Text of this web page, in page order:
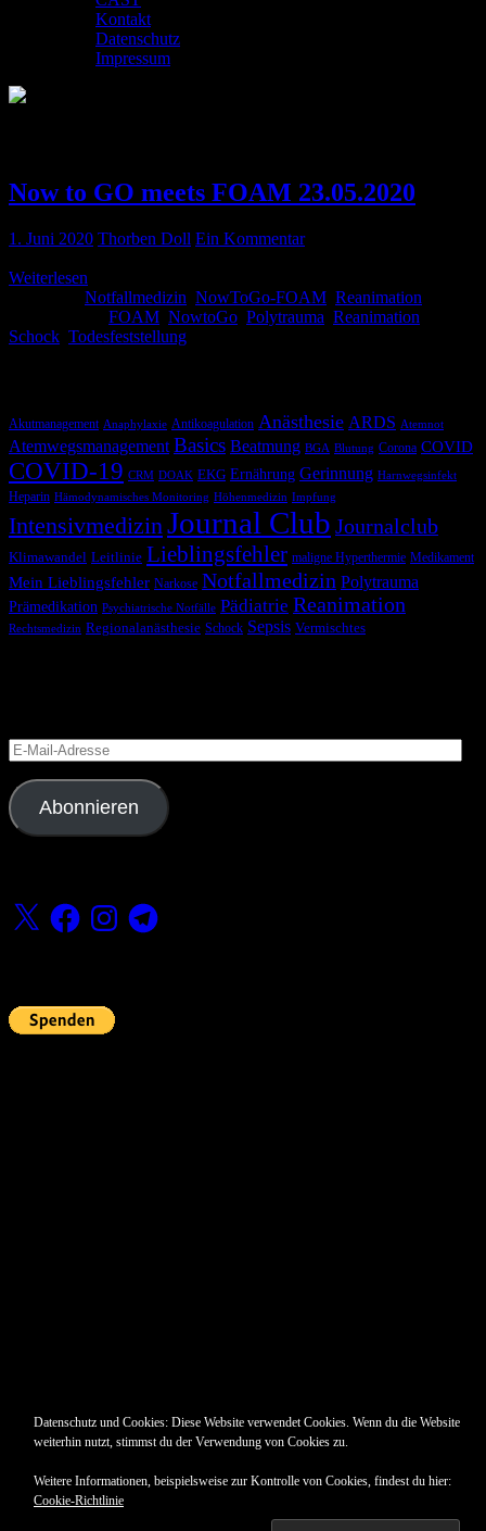
Kontakt
Datenschutz
Impressum
Now to GO meets FOAM 23.05.2020
1. Juni 2020 Thorben Doll Ein Kommentar
Weiterlesen
Notfallmedizin NowToGo-FOAM Reanimation
FOAM NowtoGo Polytrauma Reanimation
Schock Todesfeststellung
Akutmanagement Anaphylaxie Antikoagulation Anästhesie ARDS Atemnot
Atemwegsmanagement Basics Beatmung BGA Blutung Corona COVID
COVID-19 CRM DOAK EKG Ernährung Gerinnung Harnwegsinfekt
Heparin Hämodynamisches Monitoring Höhenmedizin Impfung
IntensivmedizinJournal Club Journalclub
Klimawandel Leitlinie Lieblingsfehler maligne Hyperthermie Medikament
Mein Lieblingsfehler Narkose Notfallmedizin Polytrauma
Prämedikation Psychiatrische Notfälle Pädiatrie Reanimation
Rechtsmedizin Regionalanästhesie Schock Sepsis Vermischtes
E-
Mail-
Adresse
Abonnieren
X FacebookInstagramTelegram
Datenschutz und Cookies: Diese Website verwendet Cookies. Wenn du die Website
weiterhin nutzt, stimmst du der Verwendung von Cookies zu.
Weitere Informationen, beispielsweise zur Kontrolle von Cookies, findest du hier:
Cookie-Richtlinie